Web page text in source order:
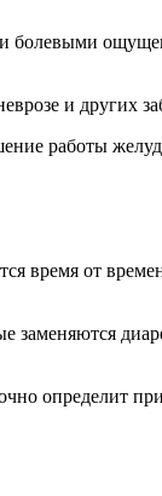
болевыми
и других
работы
время от
заменяются
определит